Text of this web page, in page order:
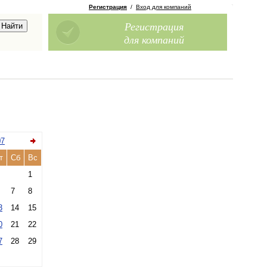
Регистрация / Вход для компаний
Регистрация
для компаний
Сб
Вс
1
7
8
14
15
21
22
28
29